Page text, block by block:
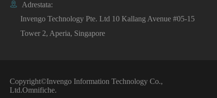

Adrestata:
Invengo Technology Pte. Ltd 10 Kallang Avenue #05-15
Tower 2, Aperia, Singapore
Copyright©Invengo Information Technology Co.,
Ltd.Omnifiche.